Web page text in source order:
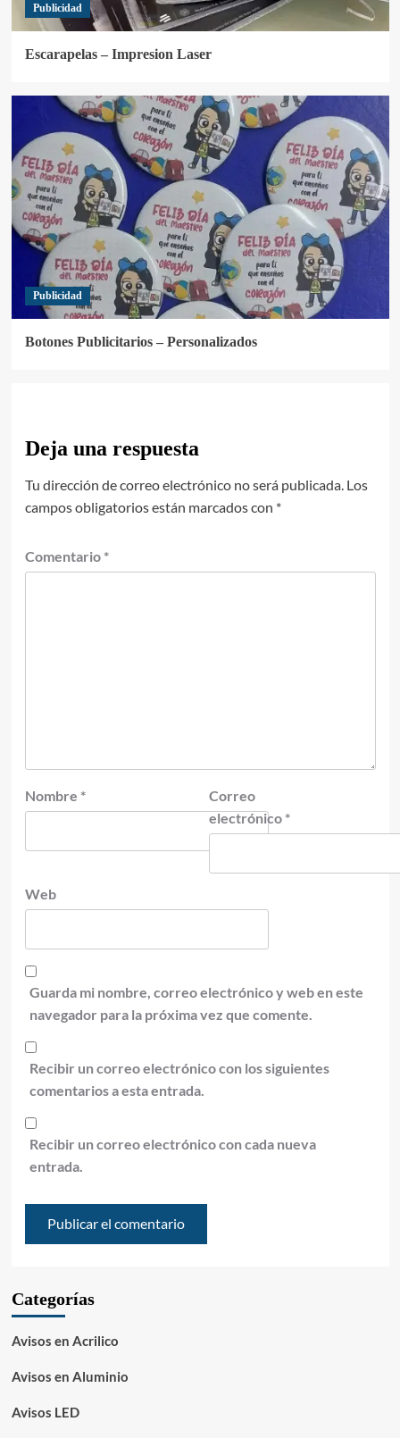
Publicidad
Escarapelas – Impresion Laser
Publicidad
Botones Publicitarios – Personalizados
Deja una respuesta
Tu dirección de correo electrónico no será publicada. Los
campos obligatorios están marcados con *
Comentario *
Nombre *
Correo
electrónico *
Web
Guarda mi nombre, correo electrónico y web en este
navegador para la próxima vez que comente.
Recibir un correo electrónico con los siguientes
comentarios a esta entrada.
Recibir un correo electrónico con cada nueva
entrada.
Categorías
Avisos en Acrilico
Avisos en Aluminio
Avisos LED